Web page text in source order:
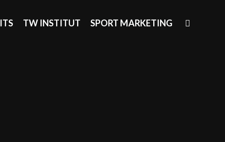
TW INSTITUT SPORT MARKETING